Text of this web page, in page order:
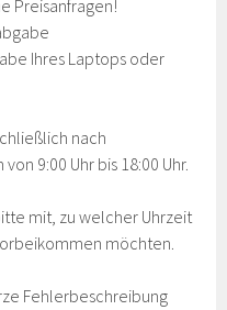
Preisanfragen!
Ihres Laptops oder
nach
9:00 Uhr bis 18:00 Uhr.
mit, zu welcher Uhrzeit
möchten.
Fehlerbeschreibung